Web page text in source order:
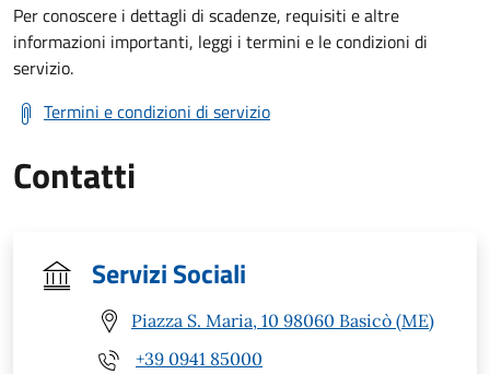
Per conoscere i dettagli di scadenze, requisiti e altre
informazioni importanti, leggi i termini e le condizioni di
servizio.
Termini e condizioni di servizio
Contatti
Servizi Sociali
Piazza S. Maria, 10 98060 Basicò (ME)
+39 0941 85000